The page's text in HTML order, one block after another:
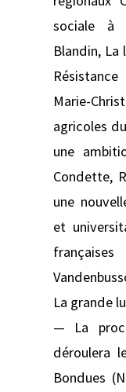
sociale à
Blandin, La
Marie-
agricoles
une
Condette,
une
et
La grande
— La
déroulera
Bondues